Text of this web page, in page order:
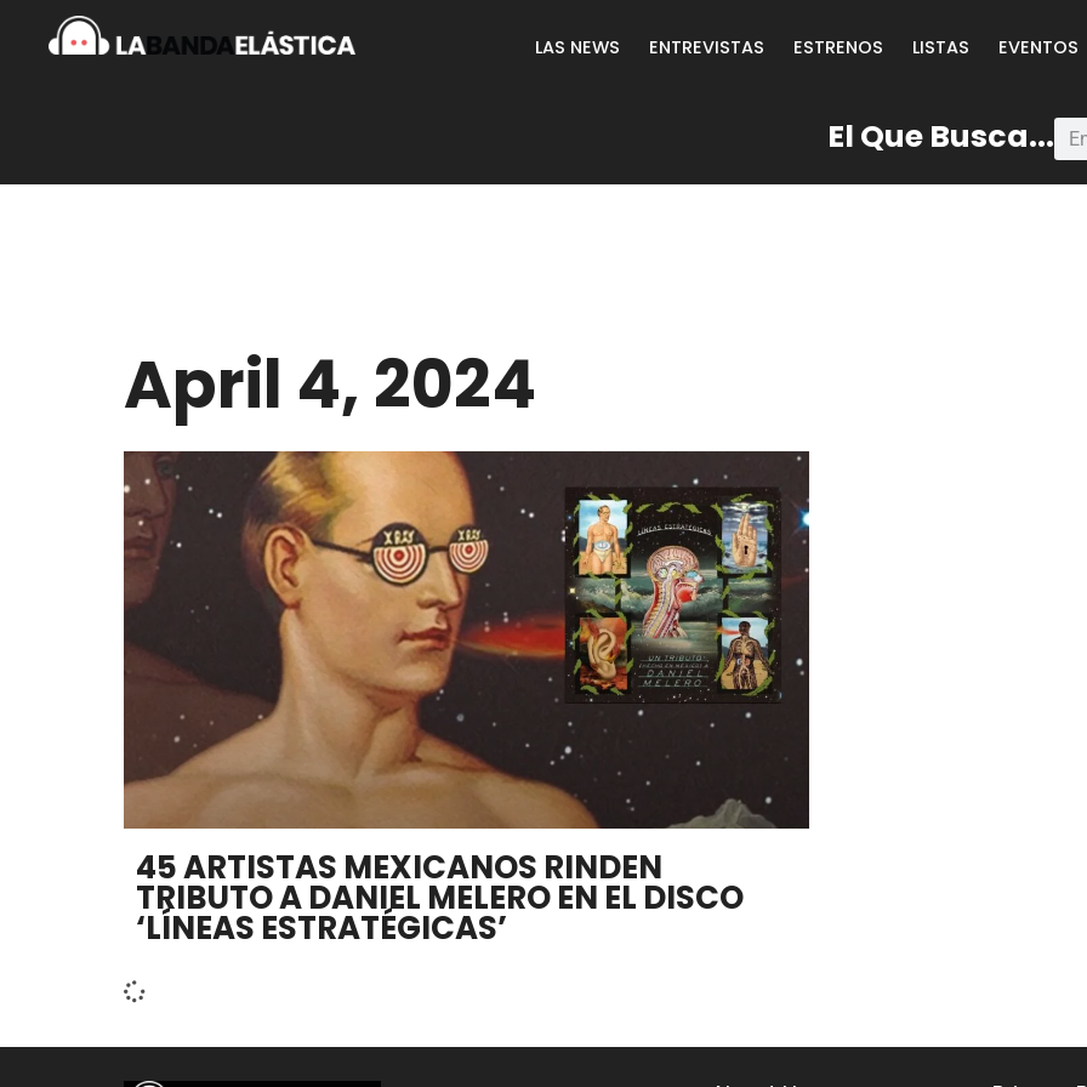
LAS NEWS ENTREVISTAS ESTRENOS LISTAS EVENTOS
El Que Busca...
April 4, 2024
45 ARTISTAS MEXICANOS RINDEN
TRIBUTO A DANIEL MELERO EN EL DISCO
‘LÍNEAS ESTRATÉGICAS’